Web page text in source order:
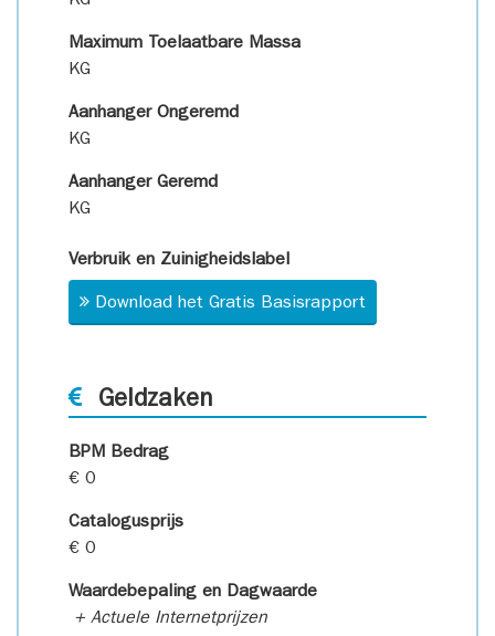
Maximum Toelaatbare Massa
KG
Aanhanger Ongeremd
KG
Aanhanger Geremd
KG
Verbruik en Zuinigheidslabel
Download het Gratis Basisrapport
Geldzaken
BPM Bedrag
€ 0
Catalogusprijs
€ 0
Waardebepaling en Dagwaarde
+ Actuele Internetprijzen